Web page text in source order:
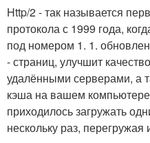
Http/2 - так называется
протокола с 1999 года,
под номером 1. 1.
- страниц, улучшит
удалёнными серверами, а
кэша на вашем
приходилось загружать
нескольку раз, перегружая